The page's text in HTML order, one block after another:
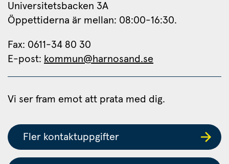
Universitetsbacken 3A
Öppettiderna är mellan: 08:00-16:30.
Fax: 0611-34 80 30
E-post: kommun@harnosand.se
Vi ser fram emot att prata med dig.
Fler kontaktuppgifter